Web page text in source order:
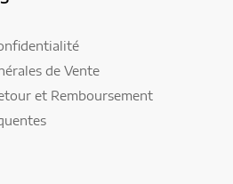
de Vente
et Remboursement